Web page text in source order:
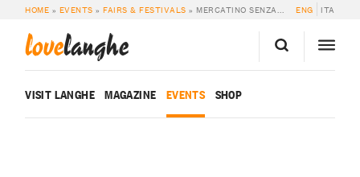
HOME » EVENTS »FAIRS & FESTIVALS » MERCATINO SENZA TEMPO ENG ITA
lovelanghe
VISIT LANGHE MAGAZINE EVENTS SHOP